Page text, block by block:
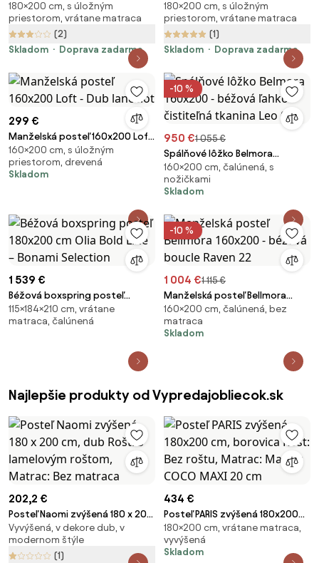
lamelový rošt + matrac EMI
180×200 cm, s úložným
priestorom, vrátane matraca
(2)
Skladom
Doprava zadarmo
180x200 pneu smotanová
180×200 cm, s úložným
priestorom, vrátane matraca
(1)
Skladom
Doprava zadarmo
299 €
Manželská posteľ 160x200 Loft
- Dub lancelot
160×200 cm, s úložným
priestorom, drevená
Skladom
-10 %
950 €1 055 €
Spálňové lôžko Belmora
160x200 - béžová ľahko
čistiteľná tkanina Leo 03
160×200 cm, čalúnená, s
nožičkami
Skladom
1 539 €
Béžová boxspring posteľ
180x200 cm Olia Bold Line –
Bonami Selection
115×184×210 cm, vrátane
matraca, čalúnená
-10 %
1 004 €1 115 €
Manželská posteľ Bellmora
160x200 - béžová boucle Raven
22
160×200 cm, čalúnená, bez
matraca
Skladom
Najlepšie produkty od Vypredajobliecok.sk
202,2 €
Posteľ Naomi zvýšená 180 x 200
cm, dub Rošt: S lamelovým
roštom, Matrac: Bez matraca
Vyvýšená, v dekore dub, v
modernom štýle
(1)
434 €
Posteľ PARIS zvýšená 180x200
cm, borovica Rošt: Bez roštu,
Matrac: Matrac COCO MAXI 20
cm
180×200 cm, vrátane matraca,
vyvýšená
Skladom